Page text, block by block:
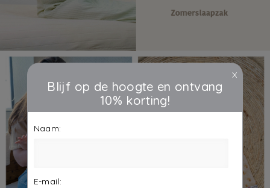
X
Blijf op de hoogte en ontvang
10% korting!
Naam:
E-mail: